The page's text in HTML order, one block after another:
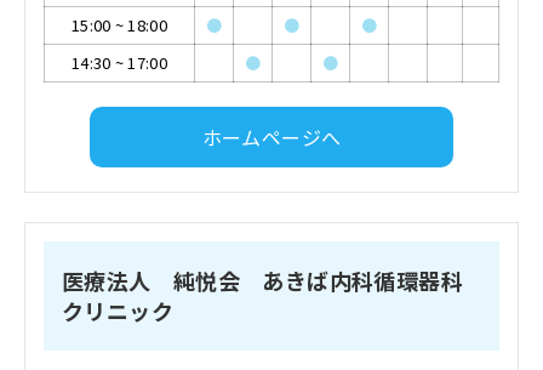
15:00 ~18:00 ● ●
●
14:30 ~17:00 ● ●
ホームページへ
医療法人 純悦会 あきば内科循環器科
クリニック